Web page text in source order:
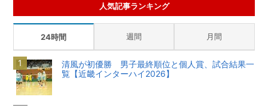
人気記事ランキング
24時間 週間 月間
清風が初優勝 男子最終順位と個人賞、試合結果一
覧【近畿インターハイ2026】